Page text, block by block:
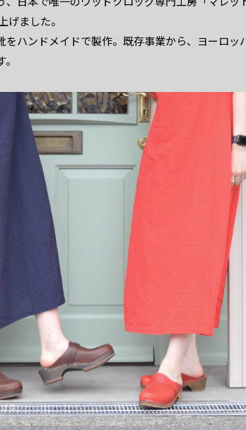
げました。
をハンドメイドで製作。既存事業から、ヨーロッ